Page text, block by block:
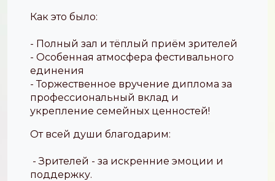
Как это было:
- Полный зал и тёплый приём зрителей
- Особенная атмосфера фестивального
единения
- Торжественное вручение диплома за
профессиональный вклад и
укрепление семейных ценностей!
От всей души благодарим:
- Зрителей - за искренние эмоции и
поддержку.